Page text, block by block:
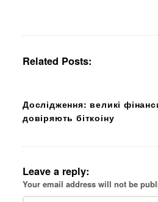
Related Posts:
Дослідження: великі
довіряють біткоіну
Leave a reply:
Your email address will not be